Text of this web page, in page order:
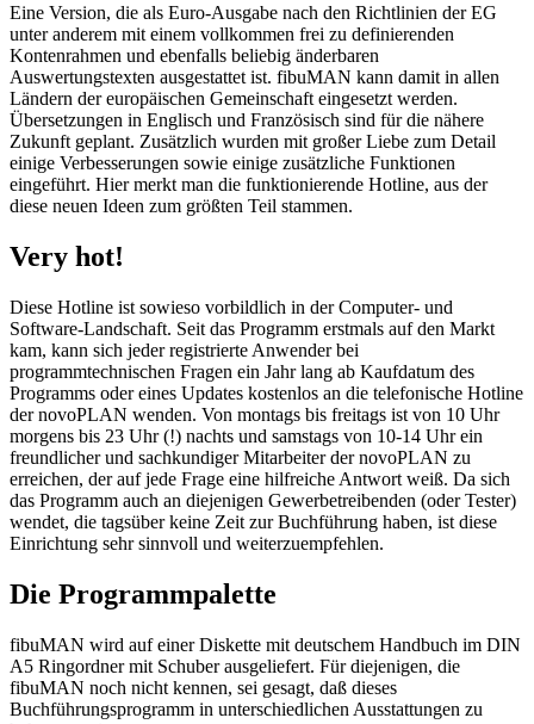
Eine Version, die als Euro-Ausgabe nach den Richtlinien der EG
unter anderem mit einem vollkommen frei zu definierenden
Kontenrahmen und ebenfalls beliebig änderbaren
Auswertungstexten ausgestattet ist. fibuMAN kann damit in allen
Ländern der europäischen Gemeinschaft eingesetzt werden.
Übersetzungen in Englisch und Französisch sind für die nähere
Zukunft geplant. Zusätzlich wurden mit großer Liebe zum Detail
einige Verbesserungen sowie einige zusätzliche Funktionen
eingeführt. Hier merkt man die funktionierende Hotline, aus der
diese neuen Ideen zum größten Teil stammen.
Very hot!
Diese Hotline ist sowieso vorbildlich in der Computer- und
Software-Landschaft. Seit das Programm erstmals auf den Markt
kam, kann sich jeder registrierte Anwender bei
programmtechnischen Fragen ein Jahr lang ab Kaufdatum des
Programms oder eines Updates kostenlos an die telefonische Hotline
der novoPLAN wenden. Von montags bis freitags ist von 10 Uhr
morgens bis 23 Uhr (!) nachts und samstags von 10-14 Uhr ein
freundlicher und sachkundiger Mitarbeiter der novoPLAN zu
erreichen, der auf jede Frage eine hilfreiche Antwort weiß. Da sich
das Programm auch an diejenigen Gewerbetreibenden (oder Tester)
wendet, die tagsüber keine Zeit zur Buchführung haben, ist diese
Einrichtung sehr sinnvoll und weiterzuempfehlen.
Die Programmpalette
fibuMAN wird auf einer Diskette mit deutschem Handbuch im DIN
A5 Ringordner mit Schuber ausgeliefert. Für diejenigen, die
fibuMAN noch nicht kennen, sei gesagt, daß dieses
Buchführungsprogramm in unterschiedlichen Ausstattungen zu